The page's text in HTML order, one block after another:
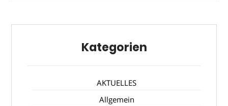
Kategorien
AKTUELLES
Allgemein